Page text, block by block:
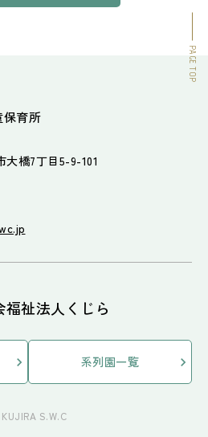
保育所
橋7丁目5-9-101
福祉法人くじら
系列園一覧
S.W.C
PAGE TOP